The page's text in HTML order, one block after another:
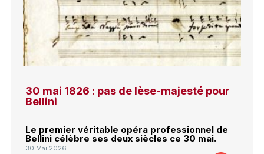
30 mai 1826 : pas de lèse-majesté pour
Bellini
Le premier véritable opéra professionnel de
Bellini célèbre ses deux siècles ce 30 mai.
30 Mai 2026